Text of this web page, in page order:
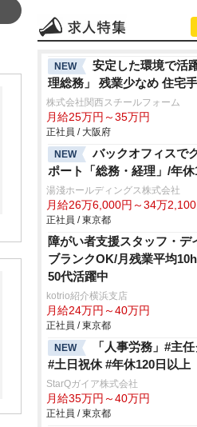
NEW
安定した環境で活
理総務」 残業少なめ 住宅
株式会社関西スチールフォーム
月給25万円～35万円
正社員 / 大阪府
NEW
バックオフィスで
ポート「総務・経理」/年休
湯淺ホールディングス株式会社
月給26万6,000円～34万2,100
正社員 / 東京都
障がい者支援スタッフ・デ
ブランクOK/月残業平均
50代活躍中
kotrio紹介横浜支店
月給24万円～40万円
正社員 / 東京都
NEW
「人事労務」#主
#土日祝休 #年休120日以上
StarQガイア株式会社
月給35万円～40万円
正社員 / 東京都